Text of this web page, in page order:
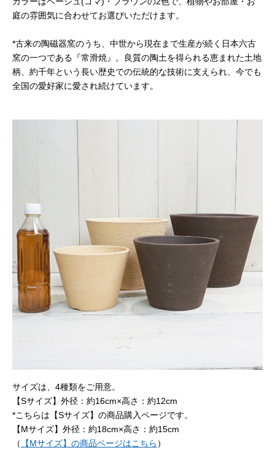
庭の雰囲気に合わせてお選びいただけます。
*古来の陶磁器窯のうち、中世から現在まで生産が続く日本六古
窯の一つである『常滑焼』。良質の陶土を得られる恵まれた土地
柄、約千年という長い歴史での伝統的な技術に支えられ、今でも
全国の愛好家に愛され続けています。
サイズは、4種類をご用意。
【Sサイズ】外径：約16cm×高さ：約12cm
*こちらは【Sサイズ】の商品購入ページです。
【Mサイズ】外径：約18cm×高さ：約15cm
（
【Mサイズ】の商品ページはこちら ）